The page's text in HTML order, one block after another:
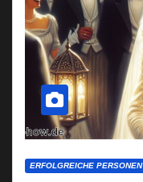
ERFOLGREICHE PERSONEN